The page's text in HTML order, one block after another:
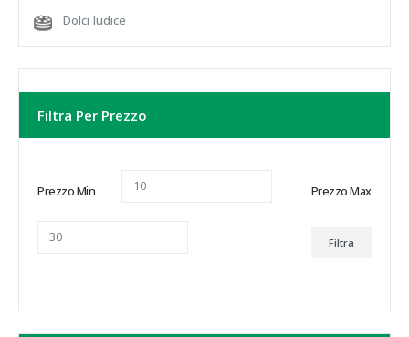
Dolci Iudice
Filtra Per Prezzo
Prezzo Min Prezzo Max
Filtra